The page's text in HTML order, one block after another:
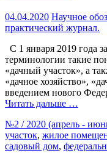
04.04.2020 Научное
практический журнал.
С 1 января 2019 года
терминологии такие
«дачный участок», а
«дачное хозяйство»,
введением нового
Читать дальше …
№2 / 2020 (апрель -
участок, жилое
садовый дом,